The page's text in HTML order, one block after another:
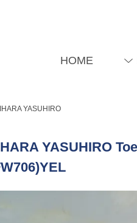
HOME
YASUHIRO
YASUHIRO